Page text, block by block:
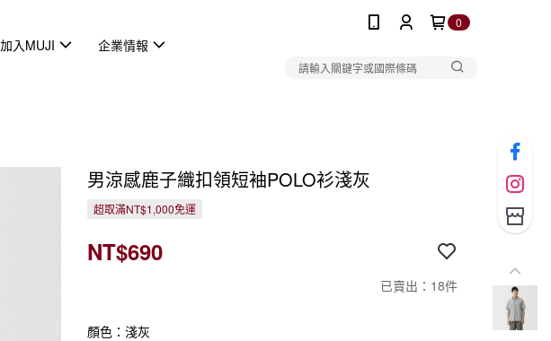
0
加入MUJI 企業情報
男涼感鹿子織扣領短袖POLO衫淺灰
超取滿NT$1,000免運
NT$690
已賣出：18件
顏色：淺灰